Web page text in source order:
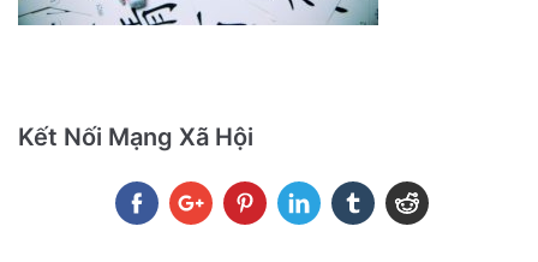
Kết Nối Mạng Xã Hội